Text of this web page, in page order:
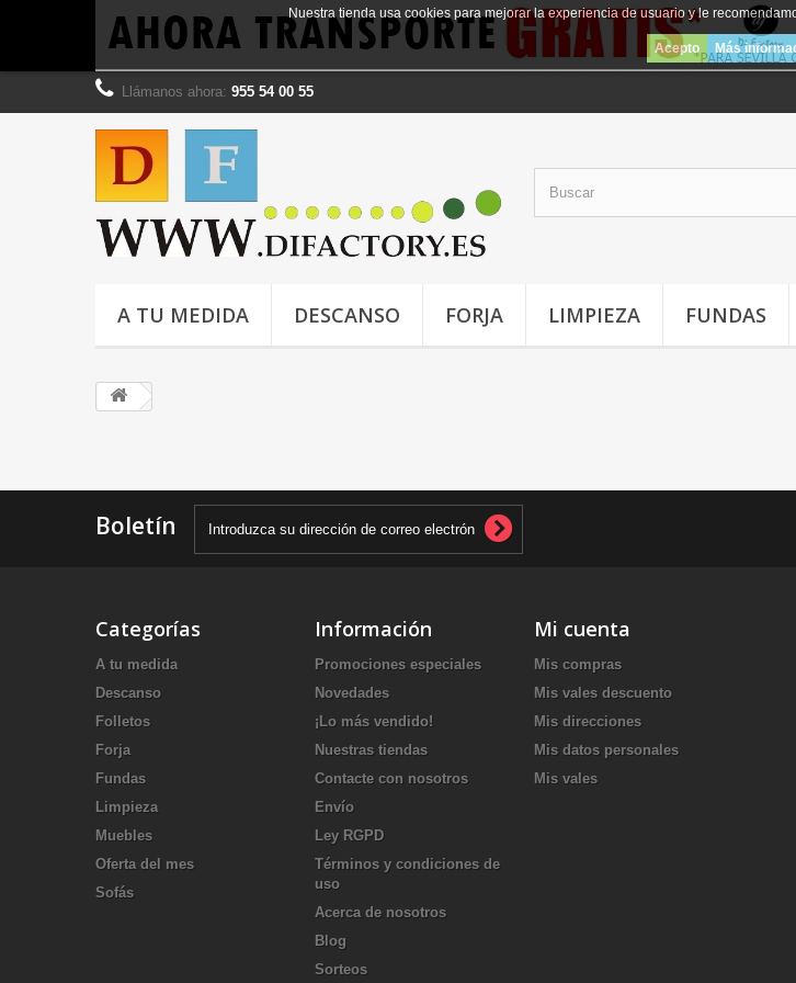
Llámanos ahora: 955 54 00 55
Nuestra tienda usa cookies para mejorar la experiencia de usuario y le
Acepto Más
A TU MEDIDA DESCANSO FORJA LIMPIEZA FUNDAS
Boletín
Categorías
A tu medida
Descanso
Folletos
Forja
Fundas
Limpieza
Muebles
Oferta del mes
Sofás
Información
Promociones especiales
Novedades
¡Lo más vendido!
Nuestras tiendas
Contacte con nosotros
Envío
Ley RGPD
Términos y condiciones de
uso
Acerca de nosotros
Blog
Sorteos
Mi cuenta
Mis compras
Mis vales descuento
Mis direcciones
Mis datos personales
Mis vales